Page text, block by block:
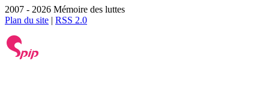
2007 - 2026 Mémoire des luttes
Plan du site | RSS 2.0